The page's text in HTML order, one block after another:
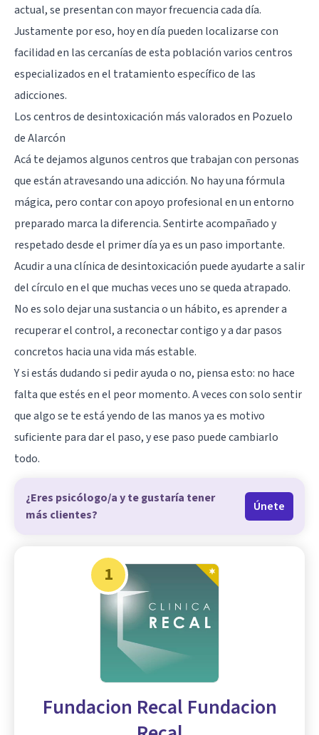
actual, se presentan con mayor frecuencia cada día.
Justamente por eso, hoy en día pueden localizarse con
facilidad en las cercanías de esta población varios centros
especializados en el tratamiento específico de las
adicciones.
Los centros de desintoxicación más valorados en Pozuelo
de Alarcón
Acá te dejamos algunos centros que trabajan con personas
que están atravesando una adicción. No hay una fórmula
mágica, pero contar con apoyo profesional en un entorno
preparado marca la diferencia. Sentirte acompañado y
respetado desde el primer día ya es un paso importante.
Acudir a una clínica de desintoxicación puede ayudarte a salir
del círculo en el que muchas veces uno se queda atrapado.
No es solo dejar una sustancia o un hábito, es aprender a
recuperar el control, a reconectar contigo y a dar pasos
concretos hacia una vida más estable.
Y si estás dudando si pedir ayuda o no, piensa esto: no hace
falta que estés en el peor momento. A veces con solo sentir
que algo se te está yendo de las manos ya es motivo
suficiente para dar el paso, y ese paso puede cambiarlo
todo.
¿Eres psicólogo/a y te gustaría tener
más clientes?
Únete
1
Fundacion Recal Fundacion